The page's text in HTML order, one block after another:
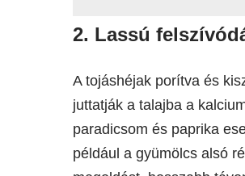
2. Lassú
A tojáshéjak porítva és
juttatják a talajba a
paradicsom és paprika
például a gyümölcs alsó